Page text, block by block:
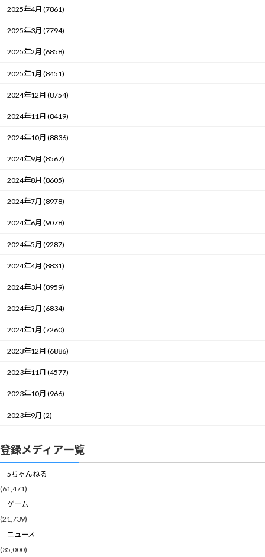
2025年4月 (7861)
2025年3月 (7794)
2025年2月 (6858)
2025年1月 (8451)
2024年12月 (8754)
2024年11月 (8419)
2024年10月 (8836)
2024年9月 (8567)
2024年8月 (8605)
2024年7月 (8978)
2024年6月 (9078)
2024年5月 (9287)
2024年4月 (8831)
2024年3月 (8959)
2024年2月 (6834)
2024年1月 (7260)
2023年12月 (6886)
2023年11月 (4577)
2023年10月 (966)
2023年9月 (2)
登録メディア一覧
5ちゃんねる
(61,471)
ゲーム
(21,739)
ニュース
(35,000)